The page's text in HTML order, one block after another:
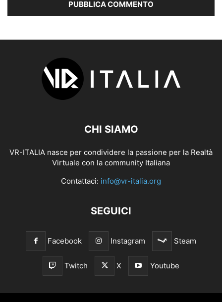
CHI SIAMO
VR-ITALIA nasce per condividere la passione per la Realtà
Virtuale con la community Italiana
Contattaci: info@vr-italia.org
SEGUICI
Facebook Instagram Steam
Twitch X Youtube